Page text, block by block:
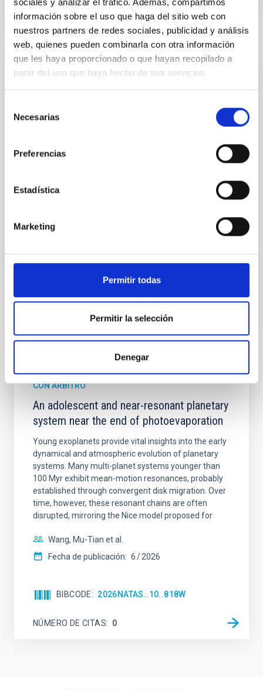
sociales y analizar el tráfico. Además, compartimos
información sobre el uso que haga del sitio web con
nuestros partners de redes sociales, publicidad y análisis
web, quienes pueden combinarla con otra información
que les haya proporcionado o que hayan recopilado a
partir del uso que haya hecho de sus servicios.
Necesarias
Preferencias
Estadística
Marketing
Permitir todas
Permitir la selección
Denegar
NÚMERO DE CITAS 0
CON ÁRBITRO
Clues to inside-out quenching in quiescent
Mg-abundance gradients from JWST-
Spatially resolved stellar populations of massive
quiescent galaxies at cosmic noon provide powerful
mass assembly mechanisms. Previous photometric
spectroscopy is needed to break the age-metallicity
Cheng, Chloe M. et al.
NÚMERO DE CITAS 7
CON ÁRBITRO
An adolescent and near-resonant planetary
system near the end of photoevaporation
Young exoplanets provide vital insights into the early
dynamical and atmospheric evolution of planetary
systems. Many multi-planet systems younger than
100 Myr exhibit mean-motion resonances, probably
established through convergent disk migration. Over
time, however, these resonant chains are often
disrupted, mirroring the Nice model proposed for
Wang, Mu-Tian et al.
Fecha de publicación: 6 2026
BIBCODE 2026NATAS..10..818W
NÚMERO DE CITAS 0